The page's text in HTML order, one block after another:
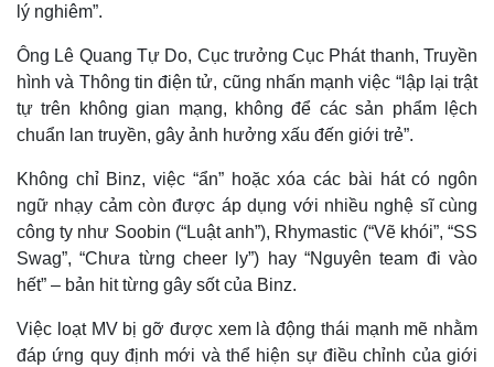
lý nghiêm”.
Ông Lê Quang Tự Do, Cục trưởng Cục Phát thanh, Truyền
hình và Thông tin điện tử, cũng nhấn mạnh việc “lập lại trật
tự trên không gian mạng, không để các sản phẩm lệch
chuẩn lan truyền, gây ảnh hưởng xấu đến giới trẻ”.
Không chỉ Binz, việc “ẩn” hoặc xóa các bài hát có ngôn
ngữ nhạy cảm còn được áp dụng với nhiều nghệ sĩ cùng
công ty như Soobin (“Luật anh”), Rhymastic (“Vẽ khói”, “SS
Swag”, “Chưa từng cheer ly”) hay “Nguyên team đi vào
hết” – bản hit từng gây sốt của Binz.
Việc loạt MV bị gỡ được xem là động thái mạnh mẽ nhằm
đáp ứng quy định mới và thể hiện sự điều chỉnh của giới